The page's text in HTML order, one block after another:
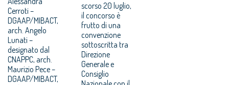
Cerroti –
DGAAP/MIBACT,
arch. Angelo
Lunati –
designato dal
CNAPPC, arch.
Maurizio Pece –
DGAAP/MIBACT,
scorso 20 luglio,
il concorso è
frutto di una
convenzione
sottoscritta tra
Direzione
Generale e
Consiglio